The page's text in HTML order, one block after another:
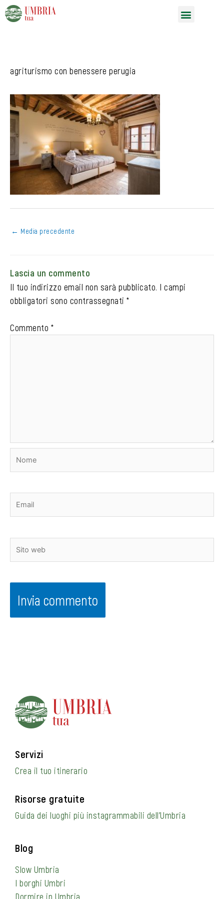
Vai
al
agriturismo con benessere perugia
← Media precedente
Lascia un commento
Il tuo indirizzo email non sarà pubblicato. I campi
obbligatori sono contrassegnati *
Commento *
Servizi
Crea il tuo itinerario
Risorse gratuite
Guida dei luoghi più instagrammabili dell’Umbria
Blog
Slow Umbria
I borghi Umbri
Dormire in Umbria